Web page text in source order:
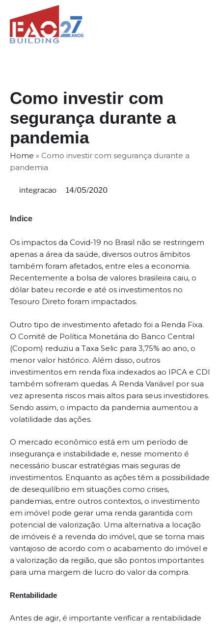
Como investir com
segurança durante a
pandemia
Home » Como investir com segurança durante a
pandemia
integracao 14/05/2020
Indice
Os impactos da Covid-19 no Brasil não se restringem
apenas a área da saúde, diversos outros âmbitos
também foram afetados, entre eles a economia.
Recentemente a bolsa de valores brasileira caiu, o
dólar bateu recorde e até os investimentos no
Tesouro Direto foram impactados.
Outro tipo de investimento afetado foi a Renda Fixa.
O Comitê de Política Monetária do Banco Central
(Copom) reduziu a Taxa Selic para 3,75% ao ano, o
menor valor histórico. Além disso, outros
investimentos em renda fixa indexados ao IPCA e CDI
também sofreram quedas. A Renda Variável por sua
vez apresenta riscos mais altos para seus investidores.
Sendo assim, o impacto da pandemia aumentou a
volatilidade das ações.
O mercado econômico está em um período de
insegurança e instabilidade e, nesse momento é
necessário buscar estratégias mais seguras de
investimentos. Enquanto as ações têm a possibilidade
de desequilíbrio em situações como crises,
pandemias, entre outros contextos, o investimento
em imóvel pode gerar uma renda garantida com
potencial de valorização. Uma alternativa a locação
de imóveis é a revenda do imóvel, que se torna mais
vantajoso de acordo com o acabamento do imóvel e
a valorização da região, que são pontos importantes
para uma margem de lucro do valor da compra.
Rentabilidade
Antes de agir, é importante verificar a rentabilidade